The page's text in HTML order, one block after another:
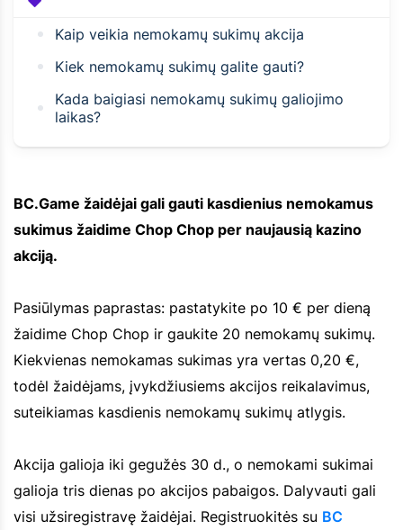
Kaip veikia nemokamų sukimų akcija
Kiek nemokamų sukimų galite gauti?
Kada baigiasi nemokamų sukimų galiojimo
laikas?
BC.Game žaidėjai gali gauti kasdienius nemokamus
sukimus žaidime Chop Chop per naujausią kazino
akciją.
Pasiūlymas paprastas: pastatykite po 10 € per dieną
žaidime Chop Chop ir gaukite 20 nemokamų sukimų.
Kiekvienas nemokamas sukimas yra vertas 0,20 €,
todėl žaidėjams, įvykdžiusiems akcijos reikalavimus,
suteikiamas kasdienis nemokamų sukimų atlygis.
Akcija galioja iki gegužės 30 d., o nemokami sukimai
galioja tris dienas po akcijos pabaigos. Dalyvauti gali
visi užsiregistravę žaidėjai. Registruokitės su BC